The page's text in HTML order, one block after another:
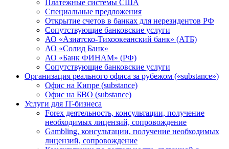
Платежные системы США
Специальные предложения
Открытие счетов в банках для нерезидентов РФ
Сопутствующие банковские услуги
АО «Азиатско-Тихоокеанский банк» (АТБ)
АО «Солид Банк»
АО «Банк ФИНАМ» (РФ)
Сопутствующие банковские услуги
Организация реального офиса за рубежом («substance»)
Офис на Кипре (substance)
Офис на БВО (substance)
Услуги для IT-бизнеса
Forex деятельность, консультации, получение
необходимых лицензий, сопровождение
Gambling, консультации, получение необходимых
лицензий, сопровождение